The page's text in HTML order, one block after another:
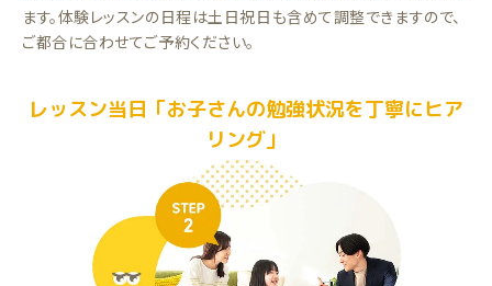
ます。体験レッスンの日程は土日祝日も含めて調整できますので、
ご都合に合わせてご予約ください。
レッスン当日「お子さんの勉強状況を丁寧にヒア
リング」